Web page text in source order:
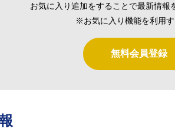
お気に入り追加をすることで最新情報
※お気に入り機能を利用す
無料会員登録